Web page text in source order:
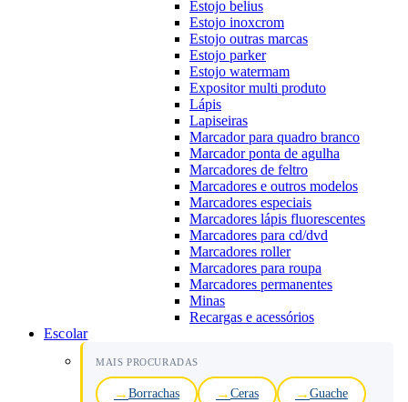
Estojo belius
Estojo inoxcrom
Estojo outras marcas
Estojo parker
Estojo watermam
Expositor multi produto
Lápis
Lapiseiras
Marcador para quadro branco
Marcador ponta de agulha
Marcadores de feltro
Marcadores e outros modelos
Marcadores especiais
Marcadores lápis fluorescentes
Marcadores para cd/dvd
Marcadores roller
Marcadores para roupa
Marcadores permanentes
Minas
Recargas e acessórios
Escolar
MAIS PROCURADAS
Borrachas Ceras Guache